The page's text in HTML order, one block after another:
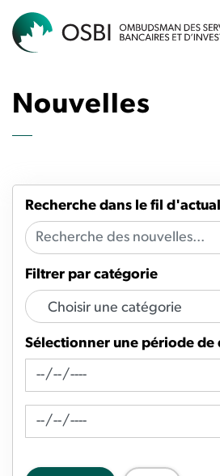
Nouvelles
Recherche dans le fil
Filtrer par catégorie
Sélectionner une période de
Recherche de fil d'actualité
Recherche de flux d'actualités